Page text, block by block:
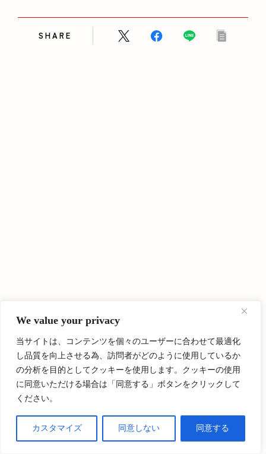
We value your privacy
当サイトは、コンテンツを個々のユーザーに合わせて最適化
し品質を向上させる為、訪問者がどのように使用しているか
の分析を目的としてクッキーを使用します。クッキーの使用
に同意いただける場合は「同意する」ボタンをクリックして
ください。
カスタマイズ 同意しない 同意する
Follow Me
SHARE